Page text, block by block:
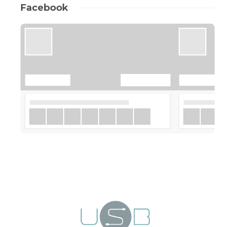
Facebook